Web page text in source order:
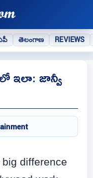
తెలంగాణ REVIEWS
ఇలా: జాన్వీ